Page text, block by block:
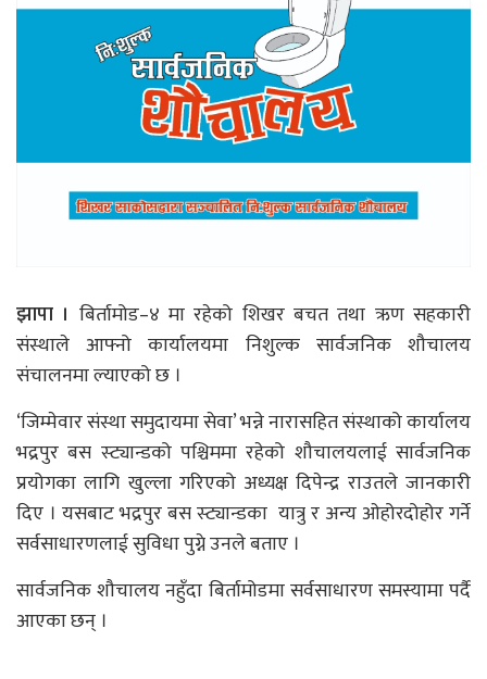
झापा । बिर्तामोड–४ मा रहेको शिखर बचत तथा ऋण सहकारी
संस्थाले आफ्नो कार्यालयमा निशुल्क सार्वजनिक शौचालय
संचालनमा ल्याएको छ ।
‘जिम्मेवार संस्था समुदायमा सेवा’ भन्ने नारासहित संस्थाको कार्यालय
भद्रपुर बस स्ट्यान्डको पश्चिममा रहेको शौचालयलाई सार्वजनिक
प्रयोगका लागि खुल्ला गरिएको अध्यक्ष दिपेन्द्र राउतले जानकारी
दिए । यसबाट भद्रपुर बस स्ट्यान्डका यात्रु र अन्य ओहोरदोहोर गर्ने
सर्वसाधारणलाई सुविधा पुग्ने उनले बताए ।
सार्वजनिक शौचालय नहुँदा बिर्तामोडमा सर्वसाधारण समस्यामा पर्दै
आएका छन् ।